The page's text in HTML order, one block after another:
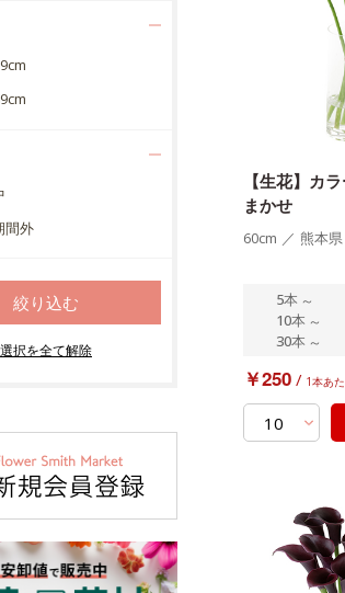
間外
【生花】カ
まかせ
60cm ／ 熊本県
5本 ～
10本 ～
30本 ～
￥250 / 1本あ